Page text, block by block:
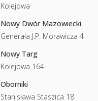
Kolejowa
Nowy Dwór Mazowiecki
Generała J.P. Morawicza 4
Nowy Targ
Kolejowa 164
Oborniki
Stanisława Staszica 18